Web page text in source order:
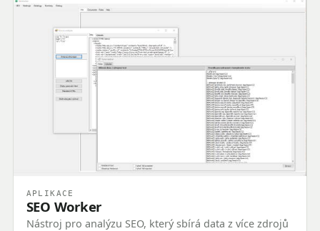
APLIKACE
SEO Worker
Nástroj pro analýzu SEO, který sbírá data z více zdrojů